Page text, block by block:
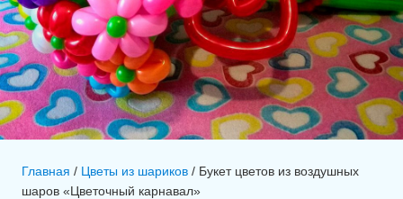
Главная / Цветы из шариков / Букет цветов из воздушных
шаров «Цветочный карнавал»